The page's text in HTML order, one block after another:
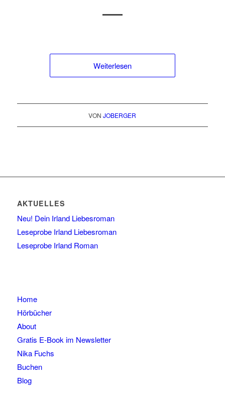
Weiterlesen
VONJOBERGER
AKTUELLES
Neu! Dein Irland Liebesroman
Leseprobe Irland Liebesroman
Leseprobe Irland Roman
Home
Hörbücher
About
Gratis E-Book im Newsletter
Nika Fuchs
Buchen
Blog